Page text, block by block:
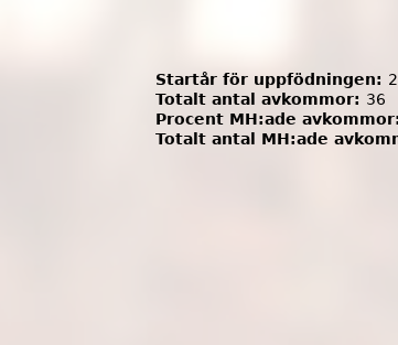
Startår för uppfödningen:
Totalt antal avkommor: 36
Procent MH:ade avkommor:
Totalt antal MH:ade